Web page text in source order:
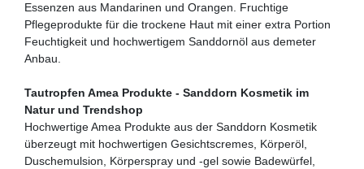
Essenzen aus Mandarinen und Orangen. Fruchtige
Pflegeprodukte für die trockene Haut mit einer extra Portion
Feuchtigkeit und hochwertigem Sanddornöl aus demeter
Anbau.
Tautropfen Amea Produkte - Sanddorn Kosmetik im
Natur und Trendshop
Hochwertige Amea Produkte aus der Sanddorn Kosmetik
überzeugt mit hochwertigen Gesichtscremes, Körperöl,
Duschemulsion, Körperspray und -gel sowie Badewürfel,